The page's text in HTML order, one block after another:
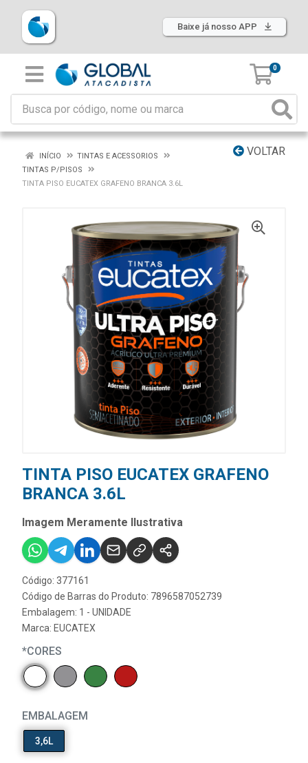
Baixe já nosso APP
0
VOLTAR
INÍCIO
TINTAS E ACESSORIOS
TINTAS P/PISOS
TINTA PISO EUCATEX GRAFENO BRANCA 3.6L
TINTA PISO EUCATEX GRAFENO
BRANCA 3.6L
Imagem Meramente Ilustrativa
Código: 377161
Código de Barras do Produto: 7896587052739
Embalagem: 1 - UNIDADE
Marca: EUCATEX
*CORES
EMBALAGEM
3,6L